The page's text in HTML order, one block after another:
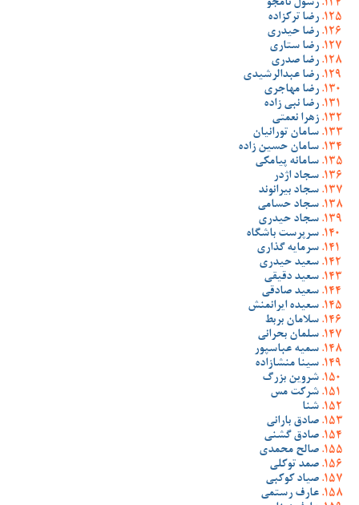
رسول نامجو
رضا ترکزاده
رضا حیدری
رضا ستاری
رضا صدری
رضا عبدالرشیدی
رضا مهاجری
رضا نبی زاده
زهرا نعمتی
سامان تورانیان
سامان حسین زاده
سامانه پیامکی
سجاد اژدر
سجاد بیرانوند
سجاد حسامی
سجاد حیدری
سرپرست باشگاه
سرمایه گذاری
سعید حیدری
سعید دقیقی
سعید صادقی
سعیده ایرانمنش
سلامان بربط
سلمان بحرانی
سمیه عباسپور
سینا منشازاده
شروین بزرگ
شرکت مس
شنا
صادق بارانی
صادق گشنی
صالح محمدی
صمد توکلی
صیاد کوکبی
عارف رستمی